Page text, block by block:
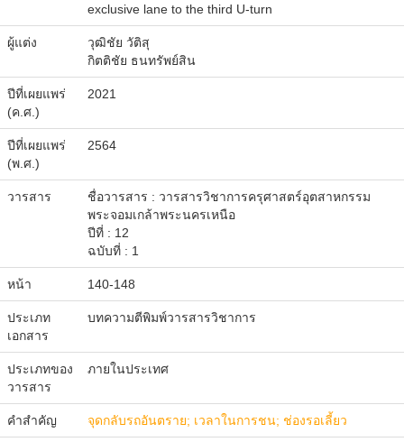
exclusive lane to the third U-turn
ผู้แต่ง วุฒิชัย วัติสุ
กิตติชัย ธนทรัพย์สิน
ปีที่เผยแพร่
(ค.ศ.)
2021
ปีที่เผยแพร่
(พ.ศ.)
2564
วารสาร ชื่อวารสาร : วารสารวิชาการครุศาสตร์อุตสาหกรรม
พระจอมเกล้าพระนครเหนือ
ปีที่ : 12
ฉบับที่ : 1
หน้า 140-148
ประเภท
เอกสาร
บทความตีพิมพ์วารสารวิชาการ
ประเภทของ
วารสาร
ภายในประเทศ
คำสำคัญ จุดกลับรถอันตราย; เวลาในการชน; ช่องรอเลี้ยว